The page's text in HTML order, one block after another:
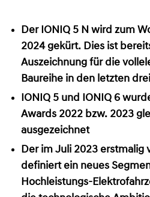
Der IONIQ 5 N wird zum
2024 gekürt. Dies ist
Auszeichnung für die
Baureihe in den letzten
IONIQ 5 und IONIQ 6
Awards 2022 bzw. 2023
ausgezeichnet
Der im Juli 2023 erstmalig
definiert ein neues
Hochleistungs-